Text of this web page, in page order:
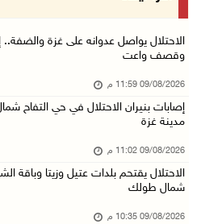
الاحتلال يقتحم برك سليمان جنوب
مستعمرون إرهابيون يهاجمون قرية
09/آب/2026 07:02 م
الجامعة العربية تنعى السفير دياب اللوح
09/آب/2026 05:28 م
الاحتلال يواصل عدوانه على غزة والضفة..
وقصف واعت
09/08/2026 11:59 م
إصابات بنيران الاحتلال في حي التفاح
مدينة غزة
09/08/2026 11:02 م
الاحتلال يقتحم بلدات عتيل وزيتا وباقة
شمال طولك
09/08/2026 10:35 م